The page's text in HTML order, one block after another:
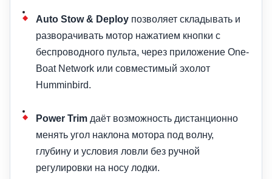
Auto Stow & Deploy позволяет складывать и
разворачивать мотор нажатием кнопки с
беспроводного пульта, через приложение One-
Boat Network или совместимый эхолот
Humminbird.
Power Trim даёт возможность дистанционно
менять угол наклона мотора под волну,
глубину и условия ловли без ручной
регулировки на носу лодки.